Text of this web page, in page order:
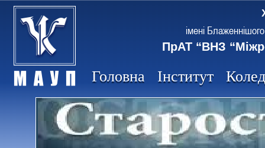
імені
ПрАТ “ВНЗ
Головна Інститут